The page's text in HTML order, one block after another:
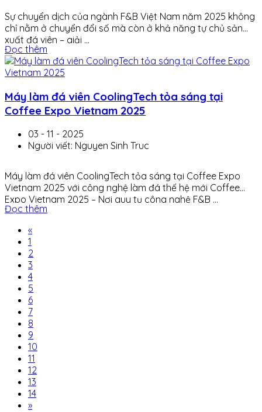
Sự chuyển dịch của ngành F&B Việt Nam năm 2025 không
chỉ nằm ở chuyển đổi số mà còn ở khả năng tự chủ sản
xuất đá viên – giải ...
Đọc thêm
Máy làm đá viên CoolingTech tỏa sáng tại
Coffee Expo Vietnam 2025
03 - 11 - 2025
Người viết: Nguyen Sinh Truc
Máy làm đá viên CoolingTech tỏa sáng tại Coffee Expo
Vietnam 2025 với công nghệ làm đá thế hệ mới Coffee
Expo Vietnam 2025 – Nơi quy tụ công nghệ F&B ...
Đọc thêm
«
1
2
3
4
5
6
7
8
9
10
11
12
13
14
»